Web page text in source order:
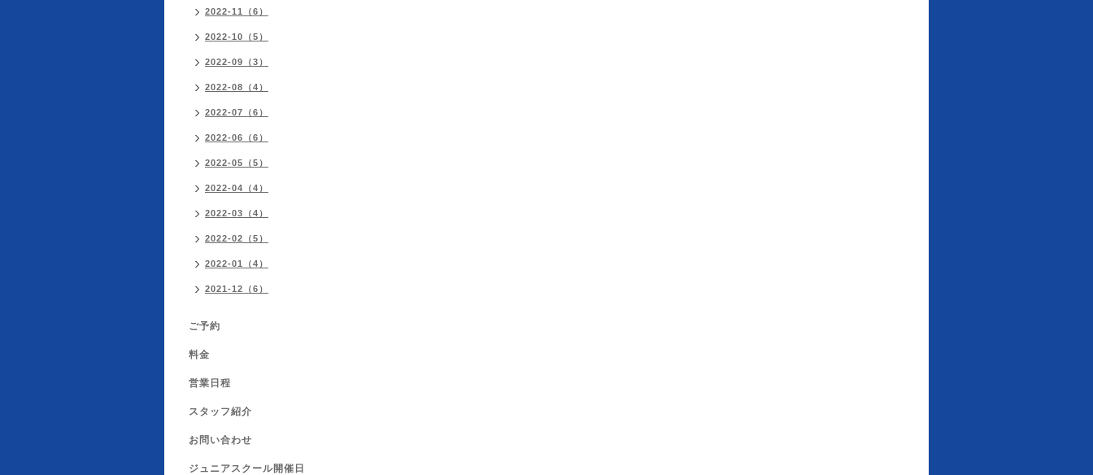
2022-11（6）
2022-10（5）
2022-09（3）
2022-08（4）
2022-07（6）
2022-06（6）
2022-05（5）
2022-04（4）
2022-03（4）
2022-02（5）
2022-01（4）
2021-12（6）
ご予約
料金
営業日程
スタッフ紹介
お問い合わせ
ジュニアスクール開催日